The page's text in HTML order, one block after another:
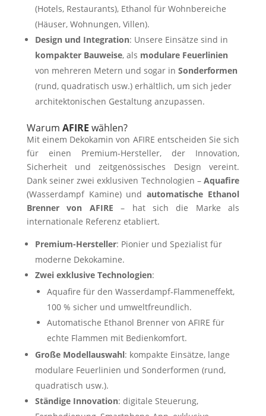
(Hotels, Restaurants), Ethanol für Wohnbereiche
(Häuser, Wohnungen, Villen).
Design und Integration: Unsere Einsätze sind in
kompakter Bauweise, als modulare Feuerlinien
von mehreren Metern und sogar in Sonderformen
(rund, quadratisch usw.) erhältlich, um sich jeder
architektonischen Gestaltung anzupassen.
Warum AFIRE wählen?
Mit einem Dekokamin von AFIRE entscheiden Sie sich
für einen Premium-Hersteller, der Innovation,
Sicherheit und zeitgenössisches Design vereint.
Dank seiner zwei exklusiven Technologien –Aquafire
(Wasserdampf Kamine) undautomatische Ethanol
Brenner von AFIRE – hat sich die Marke als
internationale Referenz etabliert.
Premium-Hersteller: Pionier und Spezialist für
moderne Dekokamine.
Zwei exklusive Technologien:
Aquafire für den Wasserdampf-Flammeneffekt,
100 % sicher und umweltfreundlich.
Automatische Ethanol Brenner von AFIRE für
echte Flammen mit Bedienkomfort.
Große Modellauswahl: kompakte Einsätze, lange
modulare Feuerlinien und Sonderformen (rund,
quadratisch usw.).
Ständige Innovation: digitale Steuerung,